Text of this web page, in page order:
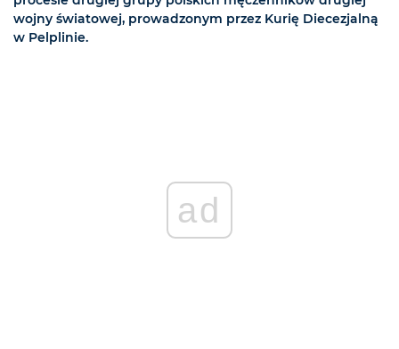
wojny światowej, prowadzonym przez Kurię Diecezjalną
w Pelplinie.
ad